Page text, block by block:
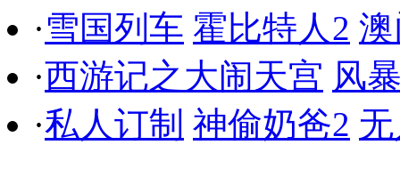
·雪国列车 霍比特人2
·西游记之大闹天宫 风
·私人订制 神偷奶爸2